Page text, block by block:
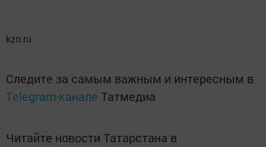
kzn.ru
Следите за самым важным и интересным в
Telegram-канале Татмедиа
Читайте новости Татарстана в